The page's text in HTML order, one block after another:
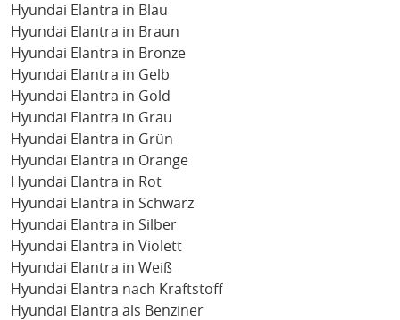
Hyundai Elantra in Blau
Hyundai Elantra in Braun
Hyundai Elantra in Bronze
Hyundai Elantra in Gelb
Hyundai Elantra in Gold
Hyundai Elantra in Grau
Hyundai Elantra in Grün
Hyundai Elantra in Orange
Hyundai Elantra in Rot
Hyundai Elantra in Schwarz
Hyundai Elantra in Silber
Hyundai Elantra in Violett
Hyundai Elantra in Weiß
Hyundai Elantra nach Kraftstoff
Hyundai Elantra als Benziner